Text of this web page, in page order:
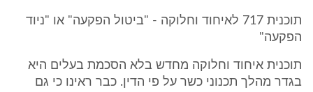
תוכנית 717 לאיחוד וחלוקה - "ביטול הפקעה" או "ניוד
הפקעה"
תוכנית איחוד וחלוקה מחדש בלא הסכמת בעלים היא
בגדר מהלך תכנוני כשר על פי הדין. כבר ראינו כי גם